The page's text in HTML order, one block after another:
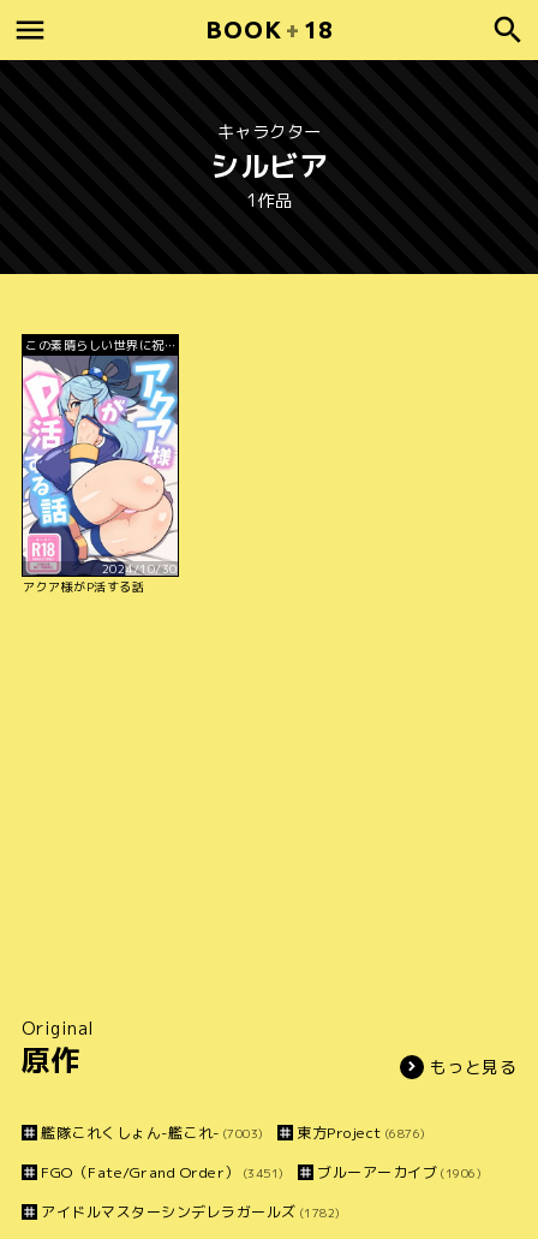
BOOK + 18
キャラクター
シルビア
1作品
この素晴らしい世界に祝福
を!
2024/10/30
アクア様がP活する話
Original
原作 もっと見る
艦隊これくしょん-艦これ- (7003) 東方Project (6876)
FGO（Fate/Grand Order） (3451) ブルーアーカイブ (1906)
アイドルマスターシンデレラガールズ (1782)